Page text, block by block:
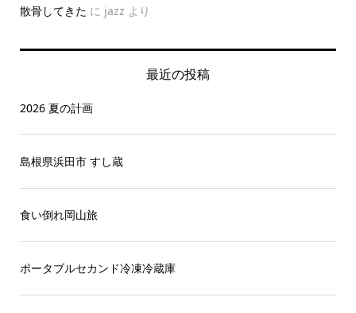
散骨してきた に jazz より
最近の投稿
2026 夏の計画
島根県浜田市 すし蔵
食い倒れ岡山旅
ポータブルセカンド冷凍冷蔵庫